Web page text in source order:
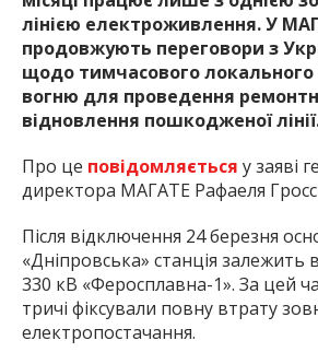
лінією електроживлення. У
продовжують переговори з
щодо тимчасового
вогню для проведення
відновлення пошкодженої
Про це повідомляється у заяві
директора МАГАТЕ Рафаеля
Після відключення 24 березня
«Дніпровська» станція залежить
330 кВ «Феросплавна-1». За цей
тричі фіксували повну втрату
електропостачання.